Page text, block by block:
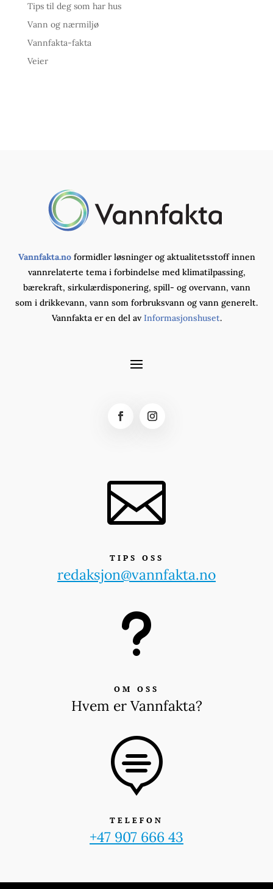
Tips til deg som har hus
Vann og nærmiljø
Vannfakta-fakta
Veier
Vannfakta.noformidler løsninger og aktualitetsstoff innen
vannrelaterte tema i forbindelse med klimatilpassing,
bærekraft, sirkulærdisponering, spill- og overvann, vann
som i drikkevann, vann som forbruksvann og vann generelt.
Vannfakta er en del av Informasjonshuset.

TIPS OSS
redaksjon@vannfakta.no
u
OM OSS
Hvem er Vannfakta?

TELEFON
+47 907 666 43